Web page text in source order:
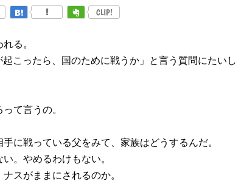
CLIP!
る。
こったら、国のために戦うか」と言う質問にたいし
て言うの。
に戦っている父をみて、家族はどうするんだ。
。やめるわけもない。
スがままにされるのか。